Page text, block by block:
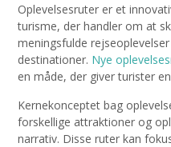
Oplevelsesruter er et
turisme, der handler om at
meningsfulde
destinationer. Nye
en måde, der giver turister
Kernekonceptet bag
forskellige attraktioner og
narrativ. Disse ruter kan